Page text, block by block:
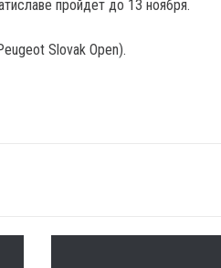
пройдет до 13 ноября.
Slovak Open).